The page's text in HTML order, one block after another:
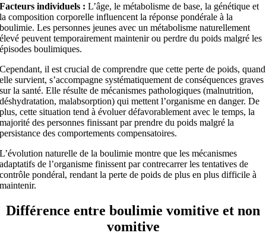
Facteurs individuels : L’âge, le métabolisme de base, la génétique et
la composition corporelle influencent la réponse pondérale à la
boulimie. Les personnes jeunes avec un métabolisme naturellement
élevé peuvent temporairement maintenir ou perdre du poids malgré les
épisodes boulimiques.
Cependant, il est crucial de comprendre que cette perte de poids, quand
elle survient, s’accompagne systématiquement de conséquences graves
sur la santé. Elle résulte de mécanismes pathologiques (malnutrition,
déshydratation, malabsorption) qui mettent l’organisme en danger. De
plus, cette situation tend à évoluer défavorablement avec le temps, la
majorité des personnes finissant par prendre du poids malgré la
persistance des comportements compensatoires.
L’évolution naturelle de la boulimie montre que les mécanismes
adaptatifs de l’organisme finissent par contrecarrer les tentatives de
contrôle pondéral, rendant la perte de poids de plus en plus difficile à
maintenir.
Différence entre boulimie vomitive et non
vomitive